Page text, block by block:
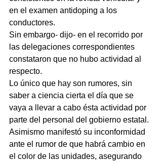
en el examen antidoping a los
conductores.
Sin embargo- dijo- en el recorrido por
las delegaciones correspondientes
constataron que no hubo actividad al
respecto.
Lo único que hay son rumores, sin
saber a ciencia cierta el día que se
vaya a llevar a cabo ésta actividad por
parte del personal del gobierno estatal.
Asimismo manifestó su inconformidad
ante el rumor de que habrá cambio en
el color de las unidades, asegurando